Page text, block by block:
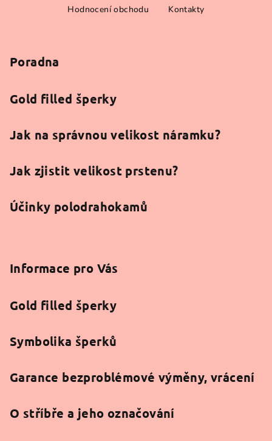
Hodnocení obchodu Kontakty
Poradna
Gold filled šperky
Jak na správnou velikost náramku?
Jak zjistit velikost prstenu?
Účinky polodrahokamů
Informace pro Vás
Gold filled šperky
Symbolika šperků
Garance bezproblémové výměny, vrácení
O stříbře a jeho označování